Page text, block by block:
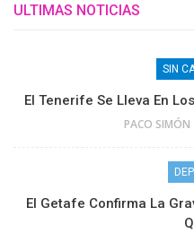
ULTIMAS NOTICIAS
SIN
El Tenerife Se Lleva En
PACO SIMÓN
El Getafe Confirma La